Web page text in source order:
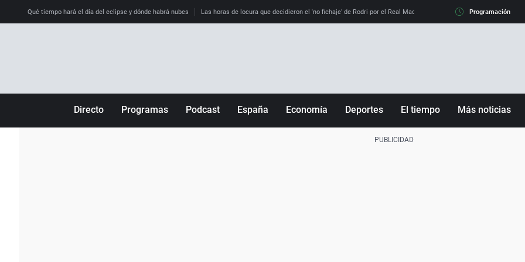
Qué tiempo hará el día del eclipse y dónde habrá nubes Las horas de locura que decidieron el 'no fichaje' de Rodri por el Real Madrid y su 'sí' al Barça La llamada
Programación
Directo Programas Podcast España Economía Deportes El tiempo Más noticias